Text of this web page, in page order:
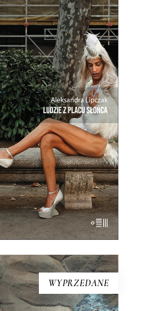
DO KOSZYKA
Z PLACU SŁOŃCA
kraju na rozdrożu.
coś się skończyło, a
nie zaczęło. Reportaże o
z krwi i kości, a nie z
folderu.
zł 19.50zł
WYPRZEDANE